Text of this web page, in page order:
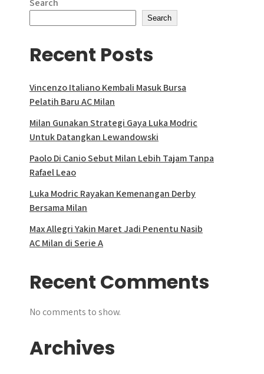
Search
Search
Recent Posts
Vincenzo Italiano Kembali Masuk Bursa
Pelatih Baru AC Milan
Milan Gunakan Strategi Gaya Luka Modric
Untuk Datangkan Lewandowski
Paolo Di Canio Sebut Milan Lebih Tajam Tanpa
Rafael Leao
Luka Modric Rayakan Kemenangan Derby
Bersama Milan
Max Allegri Yakin Maret Jadi Penentu Nasib
AC Milan di Serie A
Recent Comments
No comments to show.
Archives